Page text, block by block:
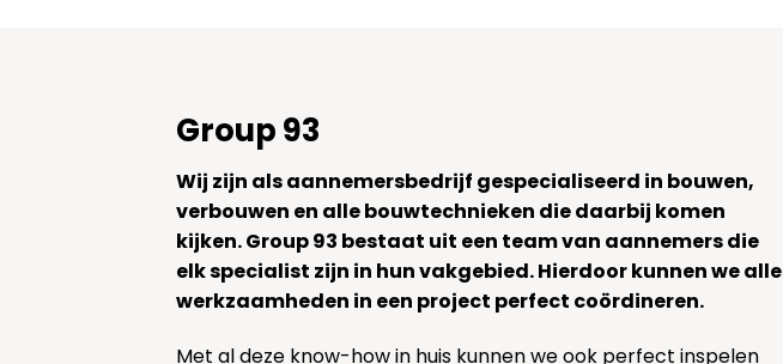
Group 93
Wij zijn als aannemersbedrijf gespecialiseerd in bouwen,
verbouwen en alle bouwtechnieken die daarbij komen
kijken. Group 93 bestaat uit een team van aannemers die
elk specialist zijn in hun vakgebied. Hierdoor kunnen we alle
werkzaamheden in een project perfect coördineren.
Met al deze know-how in huis kunnen we ook perfect inspelen